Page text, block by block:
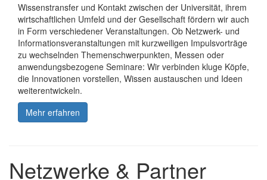
Wissenstransfer und Kontakt zwischen der Universität, ihrem
wirtschaftlichen Umfeld und der Gesellschaft fördern wir auch
in Form verschiedener Veranstaltungen. Ob Netzwerk- und
Informationsveranstaltungen mit kurzweiligen Impulsvorträge
zu wechselnden Themenschwerpunkten, Messen oder
anwendungsbezogene Seminare: Wir verbinden kluge Köpfe,
die Innovationen vorstellen, Wissen austauschen und Ideen
weiterentwickeln.
Mehr erfahren
Netzwerke & Partner